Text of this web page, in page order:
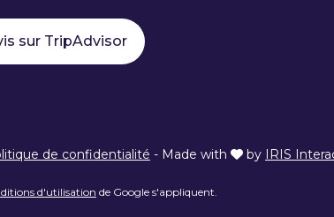
sur TripAdvisor
de confidentialité - Made with by IRIS
d'utilisation de Google s'appliquent.